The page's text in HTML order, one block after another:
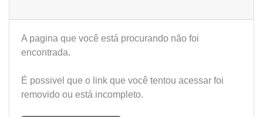
A pagina que você está procurando não foi
encontrada.
É possivel que o link que você tentou acessar foi
removido ou está incompleto.